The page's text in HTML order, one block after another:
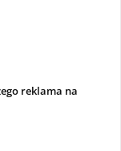
reklama na